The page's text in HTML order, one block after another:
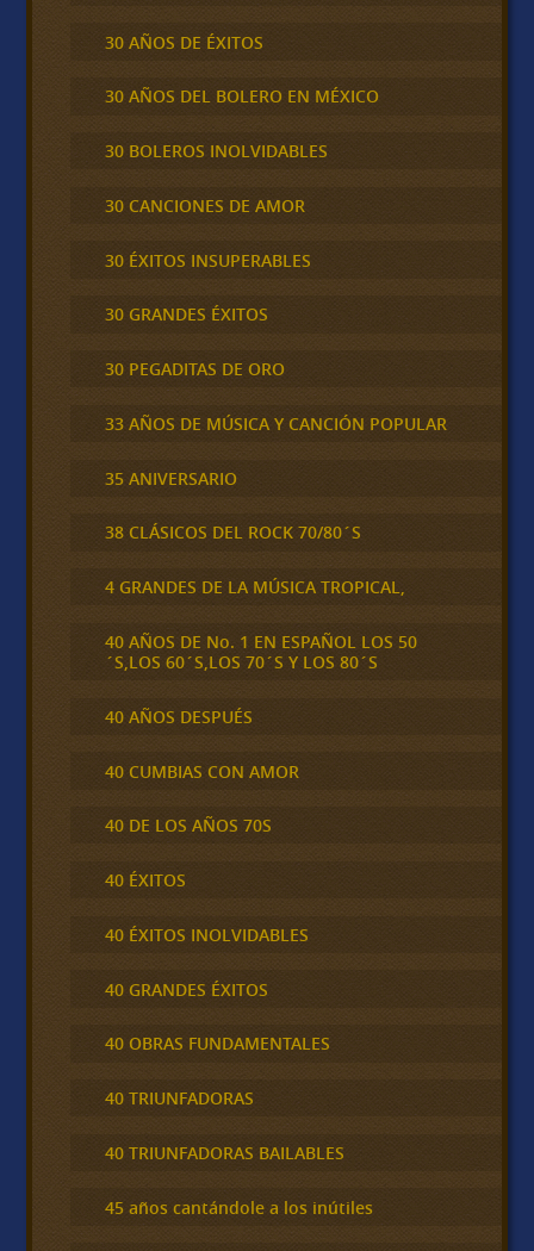
30 AÑOS DE ÉXITOS
30 AÑOS DEL BOLERO EN MÉXICO
30 BOLEROS INOLVIDABLES
30 CANCIONES DE AMOR
30 ÉXITOS INSUPERABLES
30 GRANDES ÉXITOS
30 PEGADITAS DE ORO
33 AÑOS DE MÚSICA Y CANCIÓN POPULAR
35 ANIVERSARIO
38 CLÁSICOS DEL ROCK 70/80´S
4 GRANDES DE LA MÚSICA TROPICAL,
40 AÑOS DE No. 1 EN ESPAÑOL LOS 50
´S,LOS 60´S,LOS 70´S Y LOS 80´S
40 AÑOS DESPUÉS
40 CUMBIAS CON AMOR
40 DE LOS AÑOS 70S
40 ÉXITOS
40 ÉXITOS INOLVIDABLES
40 GRANDES ÉXITOS
40 OBRAS FUNDAMENTALES
40 TRIUNFADORAS
40 TRIUNFADORAS BAILABLES
45 años cantándole a los inútiles